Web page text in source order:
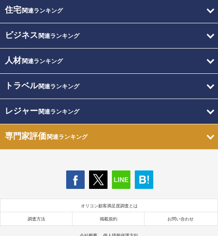
住宅関連ランキング
ビジネス 関連ランキング
人材関連ランキング
トラベル関連ランキング
レジャー関連ランキング
専門家評価関連ランキング
オリコン顧客満足度調査とは
調査方法 掲載規約 お問い合わせ